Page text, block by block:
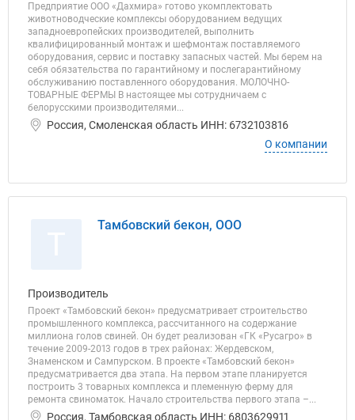
Предприятие ООО «Дахмира» готово укомплектовать
животноводческие комплексы оборудованием ведущих
западноевропейских производителей, выполнить
квалифицированный монтаж и шефмонтаж поставляемого
оборудования, сервис и поставку запасных частей. Мы берем на
себя обязательства по гарантийному и послегарантийному
обслуживанию поставленного оборудования. МОЛОЧНО-
ТОВАРНЫЕ ФЕРМЫ В настоящее мы сотрудничаем с
белорусскими производителями...
Россия, Смоленская область ИНН: 6732103816
О компании
Тамбовский бекон, ООО
Производитель
Проект «Тамбовский бекон» предусматривает строительство
промышленного комплекса, рассчитанного на содержание
миллиона голов свиней. Он будет реализован «ГК «Русагро» в
течение 2009-2013 годов в трех районах: Жердевском,
Знаменском и Сампурском. В проекте «Тамбовский бекон»
предусматривается два этапа. На первом этапе планируется
построить 3 товарных комплекса и племенную ферму для
ремонта свиноматок. Начало строительства первого этапа –...
Россия, Тамбовская область ИНН: 6803629911